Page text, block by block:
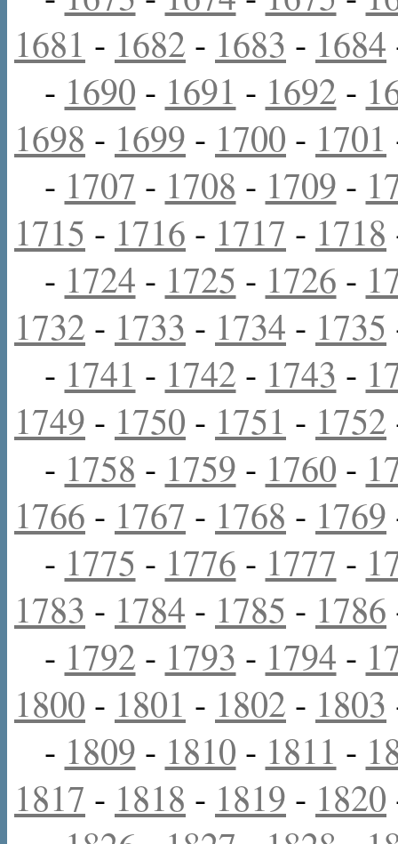
1681 - 1682 - 1683 - 1684
- 1690 - 1691 - 1692 -
1698 - 1699 - 1700 - 1701
- 1707 - 1708 - 1709 -
1715 - 1716 - 1717 - 1718
- 1724 - 1725 - 1726 -
1732 - 1733 - 1734 - 1735
- 1741 - 1742 - 1743 -
1749 - 1750 - 1751 - 1752
- 1758 - 1759 - 1760 -
1766 - 1767 - 1768 - 1769
- 1775 - 1776 - 1777 -
1783 - 1784 - 1785 - 1786
- 1792 - 1793 - 1794 -
1800 - 1801 - 1802 - 1803
- 1809 - 1810 - 1811 -
1817 - 1818 - 1819 - 1820